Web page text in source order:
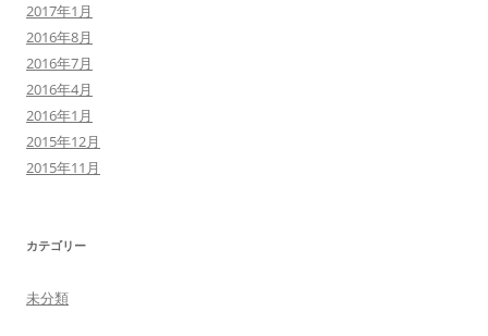
2017年1月
2016年8月
2016年7月
2016年4月
2016年1月
2015年12月
2015年11月
カテゴリー
未分類